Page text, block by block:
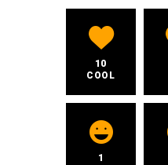
10
COOL
1